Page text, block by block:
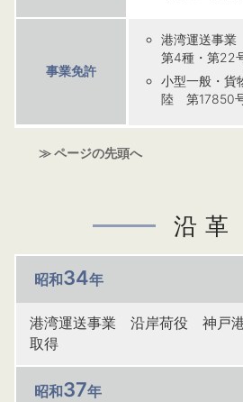
事業免許
港湾運送事
第4種・第
小型一般・
陸 第17850
≫ ページの先頭へ
沿 革
昭和34年
港湾運送事業 沿岸荷役 神戸
取得
昭和37年